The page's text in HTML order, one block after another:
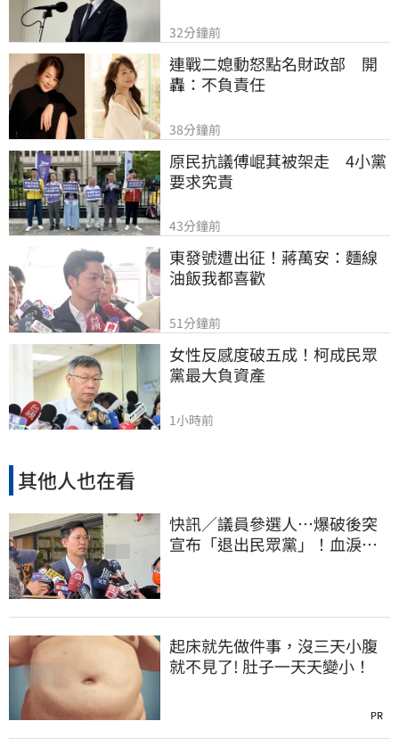
32分鐘前
連戰二媳動怒點名財政部　開
轟：不負責任
38分鐘前
原民抗議傅崐萁被架走　4小黨
要求究責
43分鐘前
東發號遭出征！蔣萬安：麵線
油飯我都喜歡
51分鐘前
女性反感度破五成！柯成民眾
黨最大負資產
1小時前
其他人也在看
快訊／議員參選人…爆破後突
宣布「退出民眾黨」！血淚全
起床就先做件事，沒三天小腹
就不見了! 肚子一天天變小！
PR